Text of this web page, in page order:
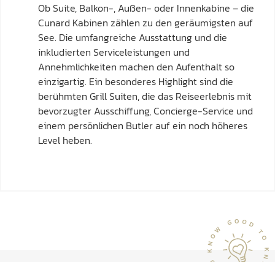
Ob Suite, Balkon-, Außen- oder Innenkabine – die
Cunard Kabinen zählen zu den geräumigsten auf
See. Die umfangreiche Ausstattung und die
inkludierten Serviceleistungen und
Annehmlichkeiten machen den Aufenthalt so
einzigartig. Ein besonderes Highlight sind die
berühmten Grill Suiten, die das Reiseerlebnis mit
bevorzugter Ausschiffung, Concierge-Service und
einem persönlichen Butler auf ein noch höheres
Level heben.